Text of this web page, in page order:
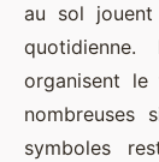
au sol
organisent
nombreuses
symboles